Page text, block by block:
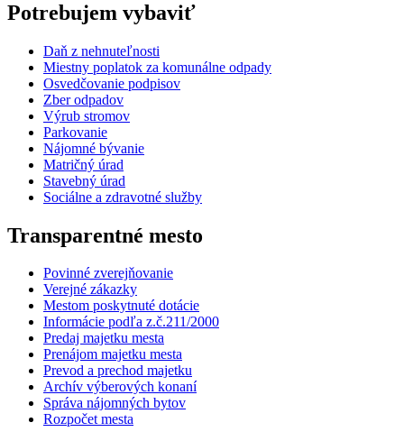
Potrebujem vybaviť
Daň z nehnuteľnosti
Miestny poplatok za komunálne odpady
Osvedčovanie podpisov
Zber odpadov
Výrub stromov
Parkovanie
Nájomné bývanie
Matričný úrad
Stavebný úrad
Sociálne a zdravotné služby
Transparentné mesto
Povinné zverejňovanie
Verejné zákazky
Mestom poskytnuté dotácie
Informácie podľa z.č.211/2000
Predaj majetku mesta
Prenájom majetku mesta
Prevod a prechod majetku
Archív výberových konaní
Správa nájomných bytov
Rozpočet mesta